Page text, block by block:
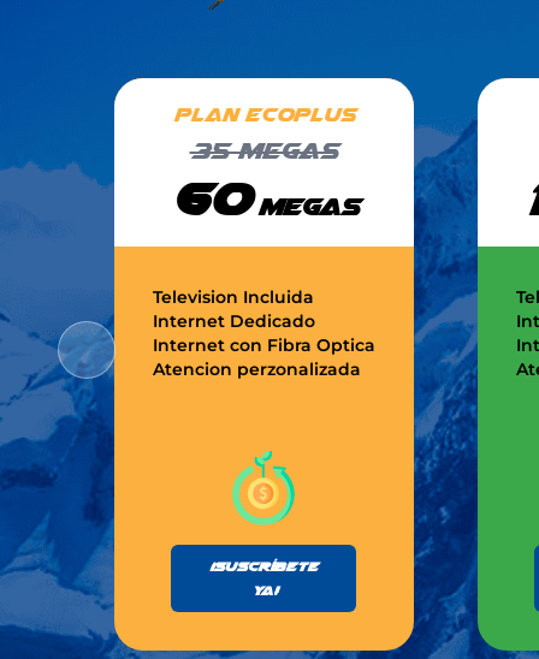
PLAN ECOPLUS
35megas
60megas
Television Incluida
Internet Dedicado
Internet con Fibra Optica
Atencion perzonalizada
¡Suscríbete
ya!